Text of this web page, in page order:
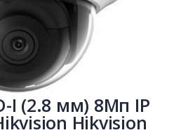
I (2.8 мм) 8Мп IP
Hikvision